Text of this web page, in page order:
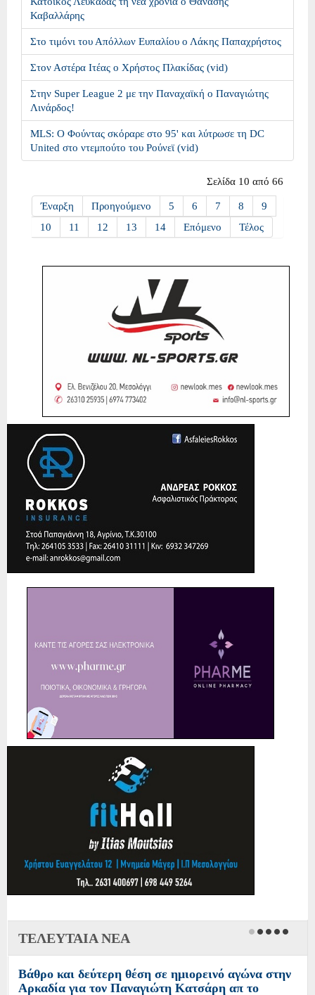
Καβαλλάρης
Στο τιμόνι του Απόλλων Ευπαλίου ο Λάκης Παπαχρήστος
Στον Αστέρα Ιτέας ο Χρήστος Πλακίδας (vid)
Στην Super League 2 με την Παναχαϊκή ο Παναγιώτης
Λινάρδος!
MLS: Ο Φούντας σκόραρε στο 95' και λύτρωσε τη DC
United στο ντεμπούτο του Ρούνεϊ (vid)
Σελίδα 10 από 66
Έναρξη Προηγούμενο 5 6 7 8
9
10
11 12 13 14 Επόμενο Τέλος
ΤΕΛΕΥΤΑΙΑ ΝΕΑ
Βάθρο και δεύτερη θέση σε ημιορεινό αγώνα στην
Αρκαδία για τον Παναγιώτη Κατσάρη απ το